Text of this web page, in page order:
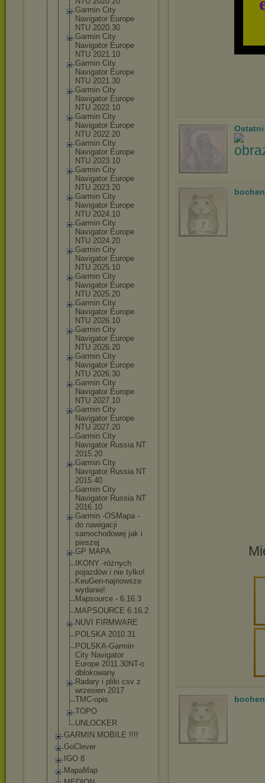
Garmin City
Navigator Europe
NTU 2020.30
Garmin City
Navigator Europe
NTU 2021.10
Garmin City
Navigator Europe
NTU 2021.30
Garmin City
Navigator Europe
NTU 2022.10
Garmin City
Navigator Europe
NTU 2022.20
Garmin City
Navigator Europe
NTU 2023.10
Garmin City
Navigator Europe
NTU 2023.20
Garmin City
Navigator Europe
NTU 2024.10
Garmin City
Navigator Europe
NTU 2024.20
Garmin City
Navigator Europe
NTU 2025.10
Garmin City
Navigator Europe
NTU 2025.20
Garmin City
Navigator Europe
NTU 2026.10
Garmin City
Navigator Europe
NTU 2026.20
Garmin City
Navigator Europe
NTU 2026.30
Garmin City
Navigator Europe
NTU 2027.10
Garmin City
Navigator Europe
NTU 2027.20
Garmin City
Navigator Russia NT
2015.20
Garmin City
Navigator Russia NT
2015.40
Garmin City
Navigator Russia NT
2016.10
Garmin -OSMapa -
do nawigacji
samochodowej jak i
pieszej
GP MAPA
IKONY -różnych
pojazdów i nie tylko!
KeuGen-najnowsze
wydanie!
Mapsource - 6.16.3
MAPSOURCE 6.16.2
NUVI FIRMWARE
POLSKA 2010.31
POLSKA-Garmin
City Navigator
Europe 2011.30NT-o
dblokowany
Radary i pliki csv z
wrzesien 2017
TMC-opis
TOPO
UNLOCKER
GARMIN MOBILE !!!!
GoClever
IGO 8
MapaMap